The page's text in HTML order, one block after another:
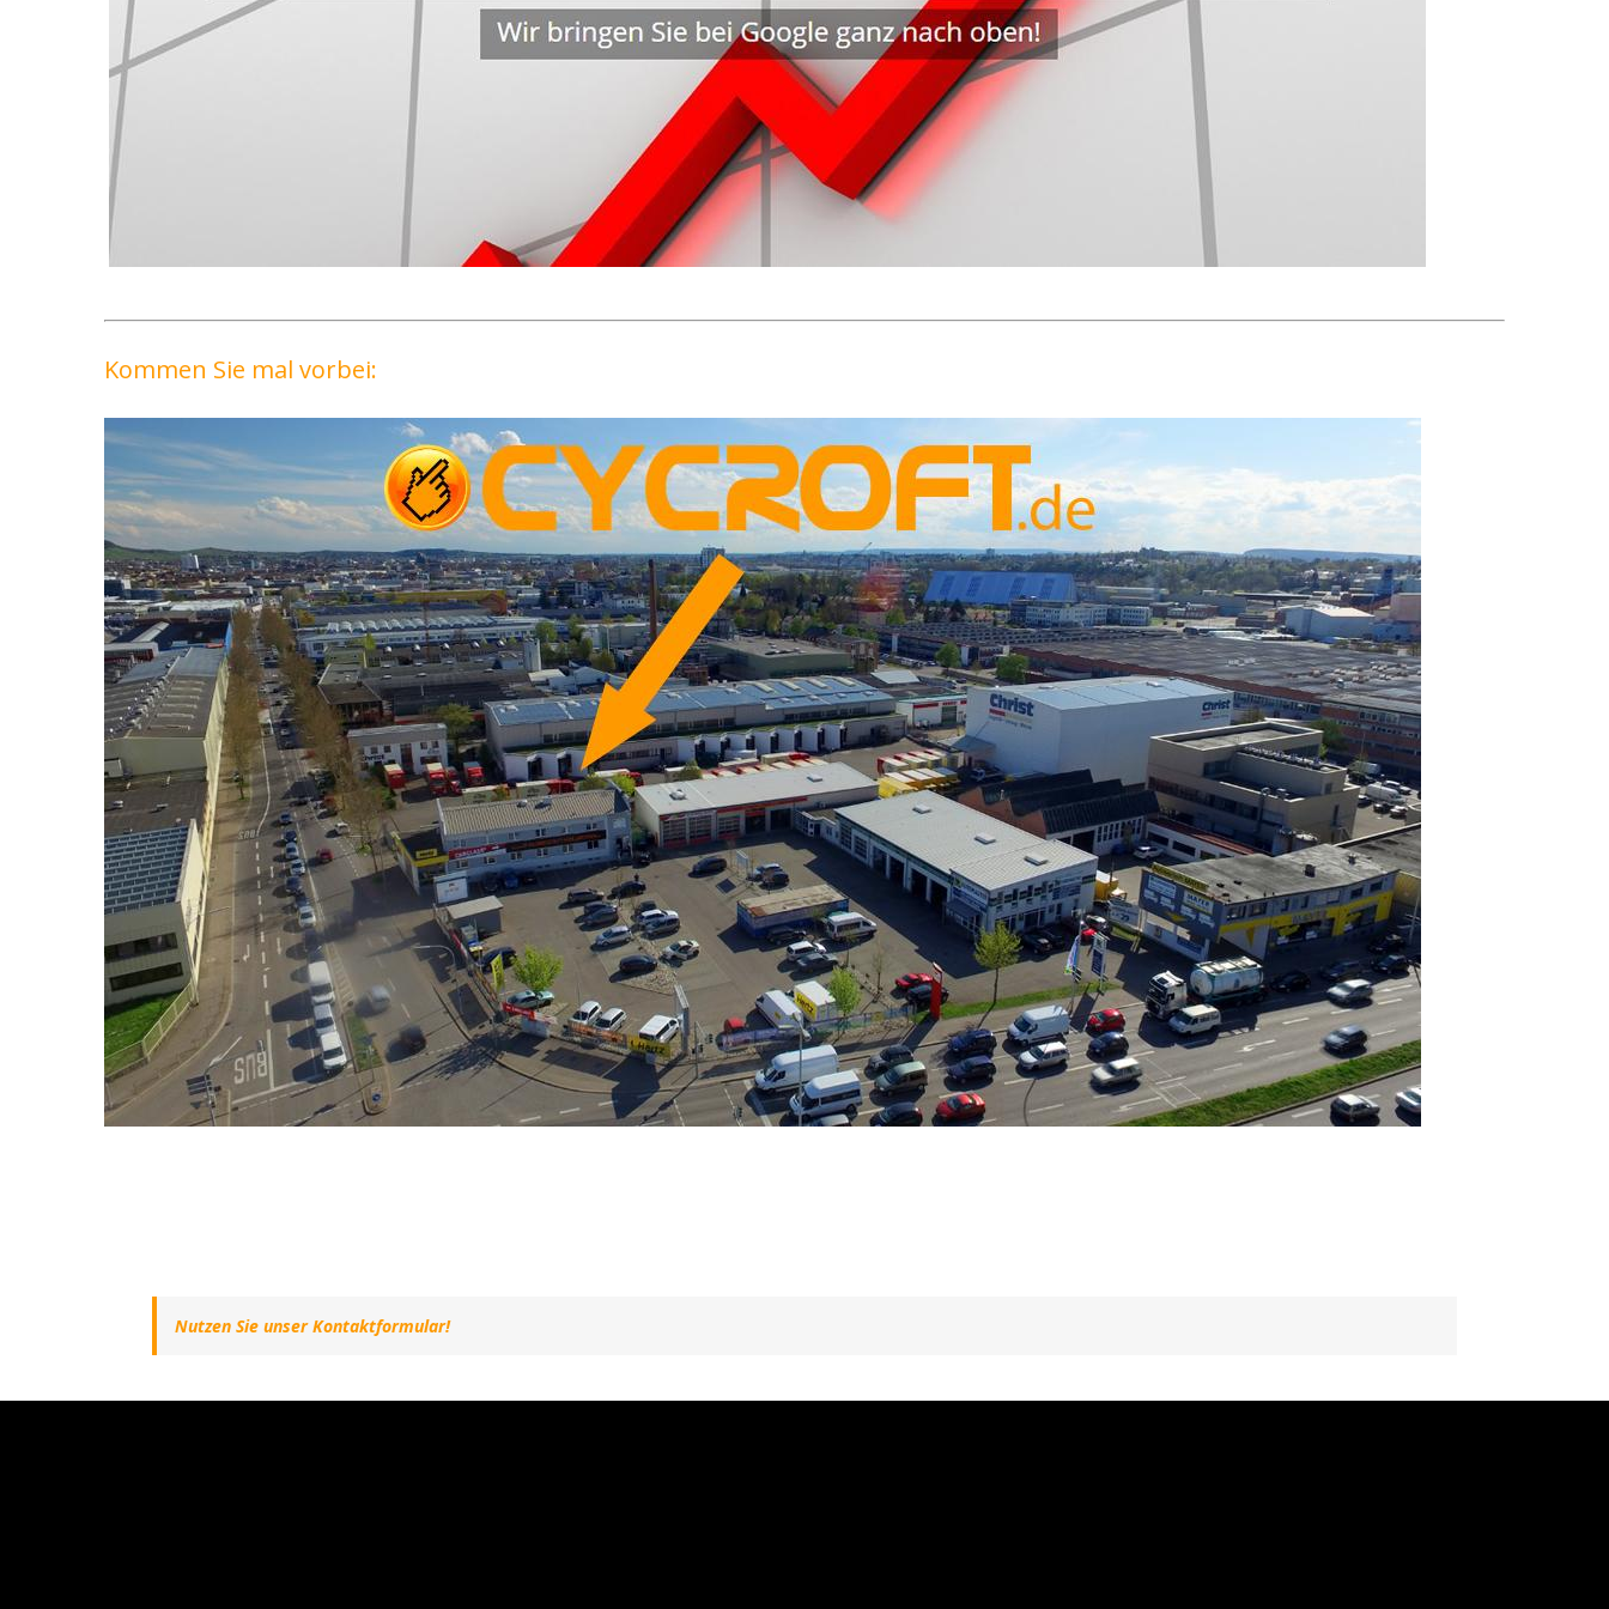
Kommen Sie mal vorbei:
Nutzen Sie unser Kontaktformular!